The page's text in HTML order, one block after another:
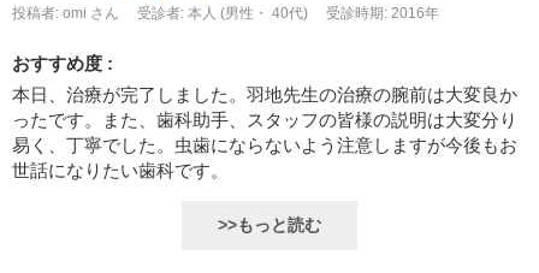
投稿者: omi さん
受診者: 本人 (男性・ 40代) 受診時期: 2016年
おすすめ度 :
本日、治療が完了しました。羽地先生の治療の腕前は大変良か
ったです。また、歯科助手、スタッフの皆様の説明は大変分り
易く、丁寧でした。虫歯にならないよう注意しますが今後もお
世話になりたい歯科です。
>>もっと読む